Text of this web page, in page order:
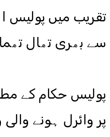
تقریب میں پولیس
سے بھری تھال
پولیس حکام کے
پر وائرل ہونے والی